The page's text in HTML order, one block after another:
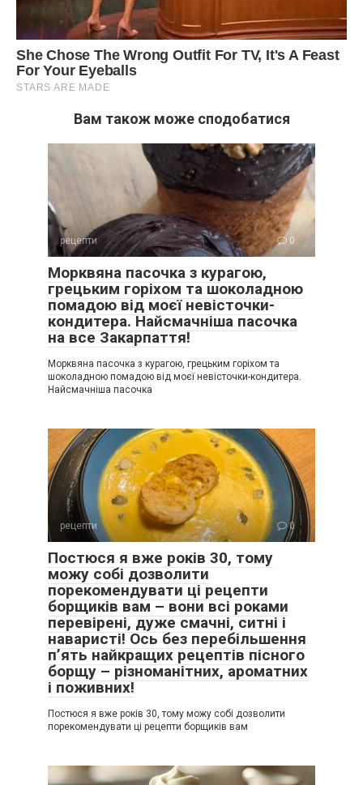
Вам також може сподобатися
рецепти 0
Морквяна пасочка з курагою,
грецьким горіхом та шоколадною
помадою від моєї невісточки-
кондитера. Найсмачніша пасочка
на все Закарпаття!
Морквяна пасочка з курагою, грецьким горіхом та
шоколадною помадою від моєї невісточки-кондитера.
Найсмачніша пасочка
рецепти 0
Постюся я вже років 30, тому
можу собі дозволити
порекомендувати ці рецепти
борщиків вам – вони всі роками
перевірені, дуже смачні, ситні і
наваристі! Ось без перебільшення
п’ять найкращих рецептів пісного
борщу – різноманітних, ароматних
і поживних!
Постюся я вже років 30, тому можу собі дозволити
порекомендувати ці рецепти борщиків вам